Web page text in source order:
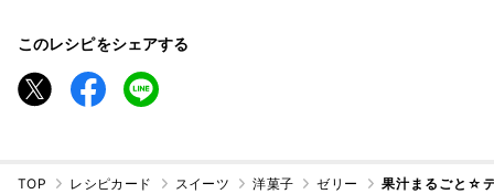
このレシピをシェアする
TOP レシピカード スイーツ 洋菓子 ゼリー 果汁まるごと☆